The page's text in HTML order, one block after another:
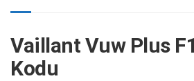
Vaillant Vuw Plus
Kodu